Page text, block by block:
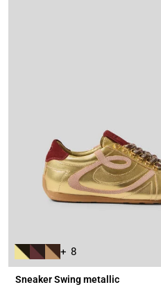
+ 8
Sneaker Swing metallic